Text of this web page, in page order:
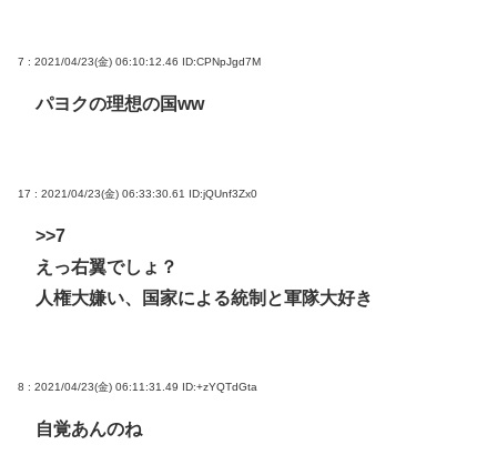
7 : 2021/04/23(金) 06:10:12.46 ID:CPNpJgd7M
パヨクの理想の国ww
17 : 2021/04/23(金) 06:33:30.61 ID:jQUnf3Zx0
>>7
えっ右翼でしょ？
人権大嫌い、国家による統制と軍隊大好き
8 : 2021/04/23(金) 06:11:31.49 ID:+zYQTdGta
自覚あんのね